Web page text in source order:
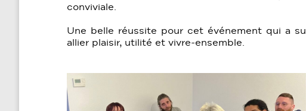
conviviale.
Une belle réussite pour cet événement qui a su
allier plaisir, utilité et vivre-ensemble.